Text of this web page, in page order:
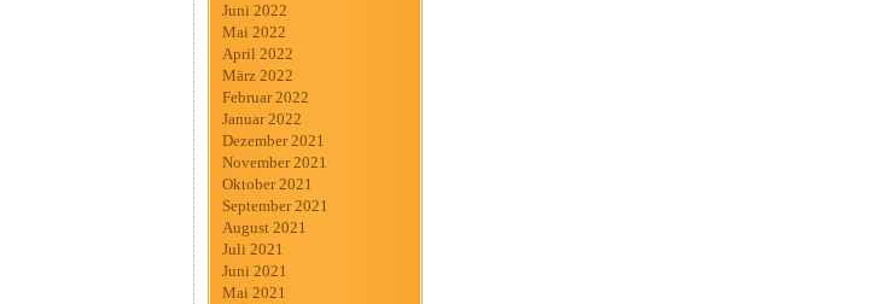
Juni 2022
Mai 2022
April 2022
März 2022
Februar 2022
Januar 2022
Dezember 2021
November 2021
Oktober 2021
September 2021
August 2021
Juli 2021
Juni 2021
Mai 2021